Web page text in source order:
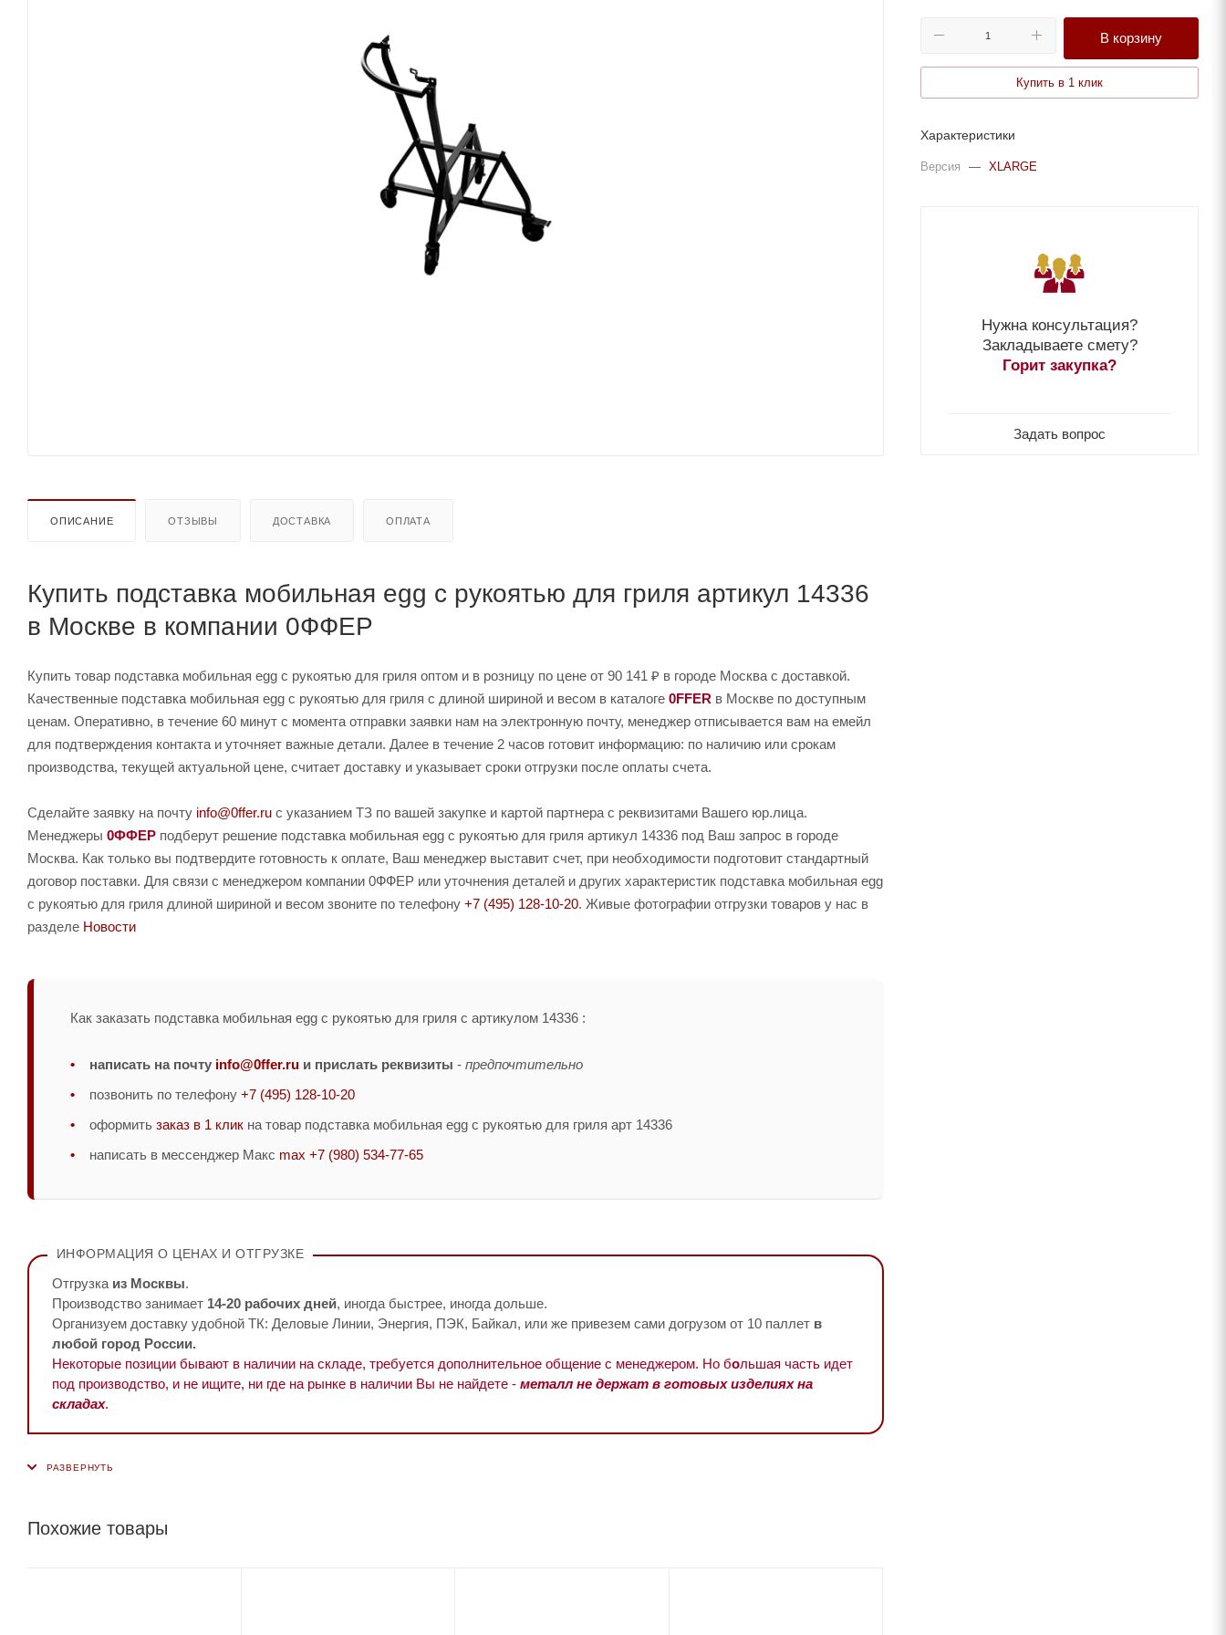
ОПИСАНИЕ ОТЗЫВЫ ДОСТАВКА ОПЛАТА
Купить подставка мобильная egg с рукоятью для гриля артикул 14336
в Москве в компании 0ФФЕР
Купить товар подставка мобильная egg с рукоятью для гриля оптом и в розницу по цене от 90 141 ₽ в городе Москва с доставкой.
Качественные подставка мобильная egg с рукоятью для гриля с длиной шириной и весом в каталоге 0FFER в Москве по доступным
ценам. Оперативно, в течение 60 минут с момента отправки заявки нам на электронную почту, менеджер отписывается вам на емейл
для подтверждения контакта и уточняет важные детали. Далее в течение 2 часов готовит информацию: по наличию или срокам
производства, текущей актуальной цене, считает доставку и указывает сроки отгрузки после оплаты счета.
Сделайте заявку на почту info@0ffer.ru с указанием ТЗ по вашей закупке и картой партнера с реквизитами Вашего юр.лица.
Менеджеры 0ФФЕР подберут решение подставка мобильная egg с рукоятью для гриля артикул 14336 под Ваш запрос в городе
Москва. Как только вы подтвердите готовность к оплате, Ваш менеджер выставит счет, при необходимости подготовит стандартный
договор поставки. Для связи с менеджером компании 0ФФЕР или уточнения деталей и других характеристик подставка мобильная egg
с рукоятью для гриля длиной шириной и весом звоните по телефону +7 (495) 128-10-20. Живые фотографии отгрузки товаров у нас в
разделе Новости
Как заказать подставка мобильная egg с рукоятью для гриля с артикулом 14336 :
написать на почту info@0ffer.ru и прислать реквизиты - предпочтительно
позвонить по телефону +7 (495) 128-10-20
оформить заказ в 1 клик на товар подставка мобильная egg с рукоятью для гриля арт 14336
написать в мессенджер Макс max +7 (980) 534-77-65
ИНФОРМАЦИЯ О ЦЕНАХ И ОТГРУЗКЕ
Отгрузка из Москвы.
Производство занимает 14-20 рабочих дней, иногда быстрее, иногда дольше.
Организуем доставку удобной ТК: Деловые Линии, Энергия, ПЭК, Байкал, или же привезем сами догрузом от 10 паллет в
любой город России.
Некоторые позиции бывают в наличии на складе, требуется дополнительное общение с менеджером. Но большая часть идет
под производство, и не ищите, ни где на рынке в наличии Вы не найдете - металл не держат в готовых изделиях на
складах.
Похожие товары
В корзину
Купить в 1 клик
Характеристики
Версия — XLARGE
Нужна консультация?
Закладываете смету?
Горит закупка?
Задать вопрос